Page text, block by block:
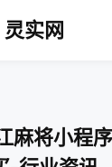
灵实网
麻将小程